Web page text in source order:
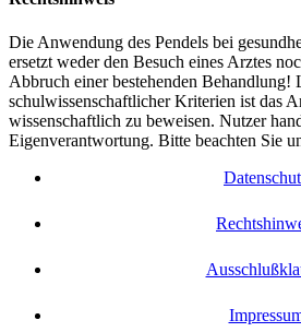
Die Anwendung des Pendels bei
ersetzt weder den Besuch eines Arztes
Abbruch einer bestehenden Behandlung!
schulwissenschaftlicher Kriterien ist das
wissenschaftlich zu beweisen. Nutzer
Eigenverantwortung. Bitte beachten Sie